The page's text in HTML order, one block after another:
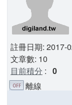
註冊日期: 2017-
文章數: 10
目前積分 : 0
離線